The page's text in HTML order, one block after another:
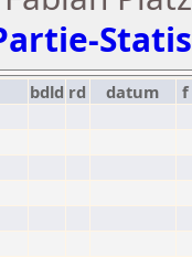
bdld rd datum
f